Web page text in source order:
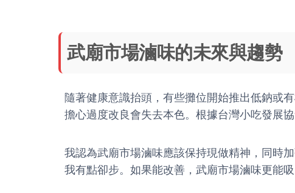
武廟市場滷味的未來與趨勢
隨著健康意識抬頭，有些攤位開始推出低鈉或
擔心過度改良會失去本色。根據台灣小吃發展
我認為武廟市場滷味應該保持現做精神，同時
我有點卻步。如果能改善，武廟市場滷味更能吸